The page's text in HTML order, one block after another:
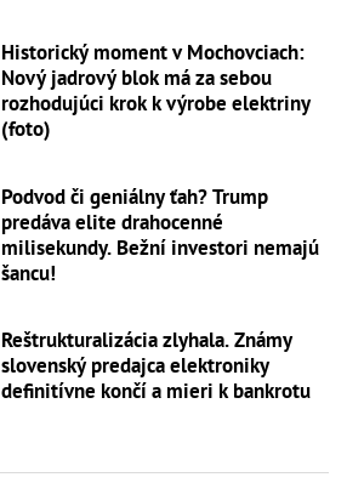
Historický moment v Mochovciach:
Nový jadrový blok má za sebou
rozhodujúci krok k výrobe elektriny
(foto)
Podvod či geniálny ťah? Trump
predáva elite drahocenné
milisekundy. Bežní investori nemajú
šancu!
Reštrukturalizácia zlyhala. Známy
slovenský predajca elektroniky
definitívne končí a mieri k bankrotu